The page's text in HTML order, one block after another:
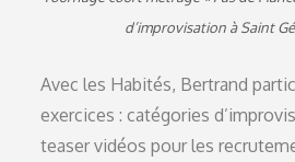
d’improvisation à Saint
Avec les Habités, Bertrand
exercices : catégories
teaser vidéos pour les